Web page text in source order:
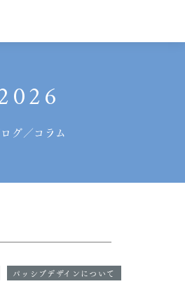
グ／コラム
パッシブデザインについて